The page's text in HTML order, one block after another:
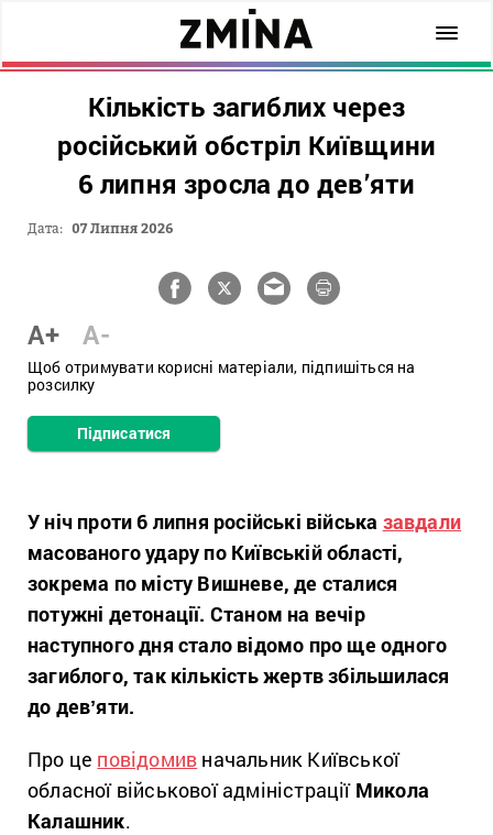
Кількість загиблих через
російський обстріл Київщини
6 липня зросла до дев’яти
Дата: 07 Липня 2026
A+ A-
Щоб отримувати корисні матеріали, підпишіться на
розсилку
Підписатися
У ніч проти 6 липня російські війська завдали
масованого удару по Київській області,
зокрема по місту Вишневе, де сталися
потужні детонації. Станом на вечір
наступного дня стало відомо про ще одного
загиблого, так кількість жертв збільшилася
до девʼяти.
Про це повідомив начальник Київської
обласної військової адміністрації Микола
Калашник.